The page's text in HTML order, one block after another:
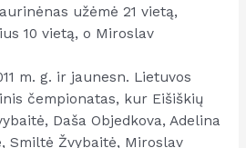
užėmė 21 vietą,
10 vietą, o Miroslav
m. g. ir jaunesn. Lietuvos
čempionatas, kur Eišiškių
Daša Objedkova, Adelina
Smiltė Žvybaitė, Miroslav